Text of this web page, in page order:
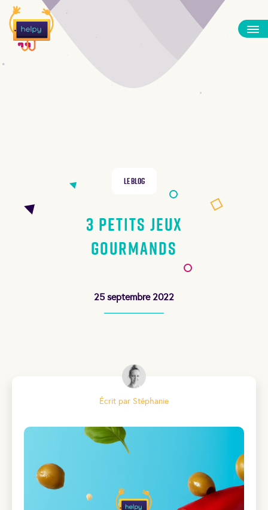
Le Blog
3 petits jeux
gourmands
25 septembre 2022
Écrit par Stéphanie